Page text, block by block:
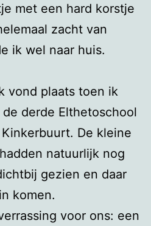
met een hard korstje
zacht van
ik wel naar huis.
vond plaats toen ik
derde Elthetoschool
De kleine
natuurlijk nog
gezien en daar
komen.
voor ons: een